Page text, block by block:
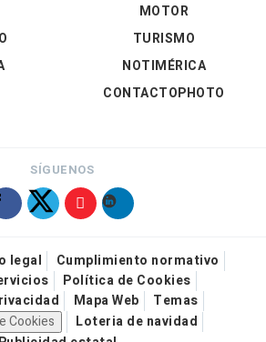
MOTOR
TURISMO
NOTIMÉRICA
CONTACTOPHOTO
SÍGUENOS
legal
Cumplimiento normativo
Política de Cookies
Mapa Web
Temas
Cookies
Loteria de navidad